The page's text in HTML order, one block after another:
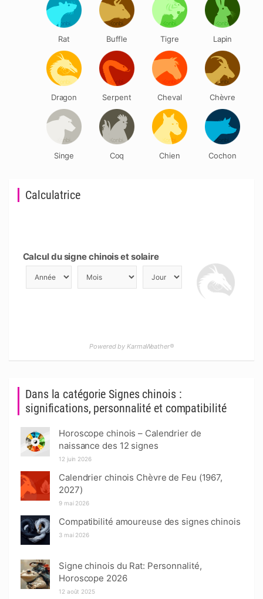
Dans la catégorie Signes chinois :
significations, personnalité et compatibilité
Horoscope chinois – Calendrier de
naissance des 12 signes
12 juin 2026
Calendrier chinois Chèvre de Feu (1967,
2027)
9 mai 2026
Compatibilité amoureuse des signes chinois
3 mai 2026
Signe chinois du Rat: Personnalité,
Horoscope 2026
12 août 2025
Calculatrice
Calcul du signe chinois et solaire
Powered by KarmaWeather®
Rat Buffle Tigre Lapin
Dragon Serpent Cheval Chèvre
Singe Coq Chien Cochon